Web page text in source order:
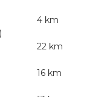
4 km
22 km
16 km